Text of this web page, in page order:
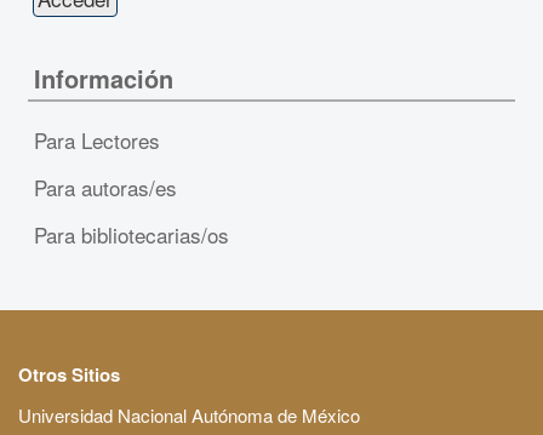
Información
Para Lectores
Para autoras/es
Para bibliotecarias/os
Otros Sitios
Universidad Nacional Autónoma de México